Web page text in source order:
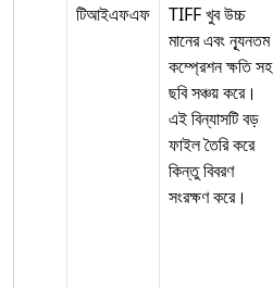
টিআইএফএফ
TIFF খুব উচ্চ
মানের এবং ন্যূনতম
কম্প্রেশন ক্ষতি সহ
ছবি সঞ্চয় করে।
এই বিন্যাসটি বড়
ফাইল তৈরি করে
কিন্তু বিবরণ
সংরক্ষণ করে।